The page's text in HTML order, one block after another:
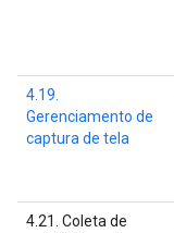
4.19.
Gerenciamento de
captura de tela
4.21. Coleta de